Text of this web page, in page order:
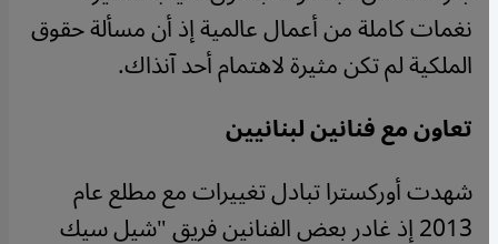
نغمات كاملة من أعمال عالمية إذ أن مسألة حقوق
الملكية لم تكن مثيرة لاهتمام أحد آنذاك.
تعاون مع فنانين لبنانيين
شهدت أوركسترا تبادل تغييرات مع مطلع عام
2013 إذ غادر بعض الفنانين فريق "شيل سيك